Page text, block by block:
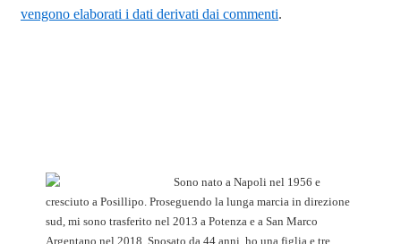
vengono elaborati i dati derivati dai commenti.
Sono nato a Napoli nel 1956 e
cresciuto a Posillipo. Proseguendo la lunga marcia in direzione
sud, mi sono trasferito nel 2013 a Potenza e a San Marco
Argentano nel 2018. Sposato da 44 anni, ho una figlia e tre